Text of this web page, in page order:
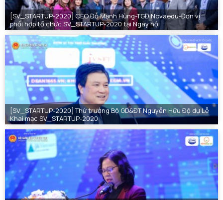
[SV_STARTUP-2020] CEO Đỗ Mạnh Hùng-TGĐ Novaedu-Đơn vị
phối hợp tổ chức SV_STARTUP-2020 tại Ngày hội
[SV_STARTUP-2020] Thứ trưởng Bộ GD&ĐT Nguyễn Hữu Độ dự Lễ
Khai mạc SV_STARTUP-2020